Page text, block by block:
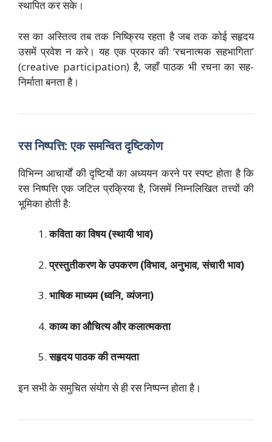
स्थापित कर सके।
रस का अस्तित्व तब तक निष्क्रिय रहता है जब तक कोई सहृदय
उसमें प्रवेश न करे। यह एक प्रकार की ‘रचनात्मक सहभागिता’
(creative participation) है, जहाँ पाठक भी रचना का सह-
निर्माता बनता है।
रस निष्पत्ति: एक समन्वित दृष्टिकोण
विभिन्न आचार्यों की दृष्टियों का अध्ययन करने पर स्पष्ट होता है कि
रस निष्पत्ति एक जटिल प्रक्रिया है, जिसमें निम्नलिखित तत्त्वों की
भूमिका होती है:
कविता का विषय (स्थायी भाव)
प्रस्तुतीकरण के उपकरण (विभाव, अनुभाव, संचारी भाव)
भाषिक माध्यम (ध्वनि, व्यंजना)
काव्य का औचित्य और कलात्मकता
सहृदय पाठक की तन्मयता
इन सभी के समुचित संयोग से ही रस निष्पन्न होता है।